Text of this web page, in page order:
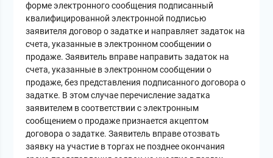
форме электронного сообщения подписанный
квалифицированной электронной подписью
заявителя договор о задатке и направляет задаток на
счета, указанные в электронном сообщении о
продаже. Заявитель вправе направить задаток на
счета, указанные в электронном сообщении о
продаже, без представления подписанного договора о
задатке. В этом случае перечисление задатка
заявителем в соответствии с электронным
сообщением о продаже признается акцептом
договора о задатке. Заявитель вправе отозвать
заявку на участие в торгах не позднее окончания